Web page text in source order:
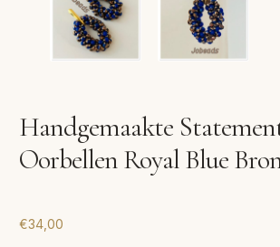
Handgemaakte
Oorbellen Royal Blue
€34,00